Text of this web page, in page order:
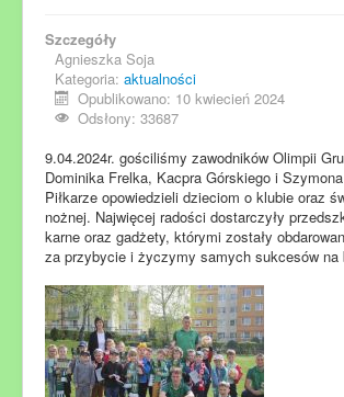
Szczegóły
Agnieszka Soja
Kategoria: aktualności
Opublikowano: 10 kwiecień 2024
Odsłony: 33687
9.04.2024r. gościliśmy zawodników Olimpii
Dominika Frelka, Kacpra Górskiego i
Piłkarze opowiedzieli dzieciom o klubie oraz
nożnej. Najwięcej radości dostarczyły
karne oraz gadżety, którymi zostały
za przybycie i życzymy samych sukcesów na